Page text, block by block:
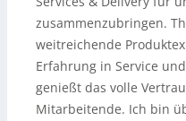
zusammenzubringen.
weitreichende
Erfahrung in Service
genießt das volle
Mitarbeitende. Ich bin